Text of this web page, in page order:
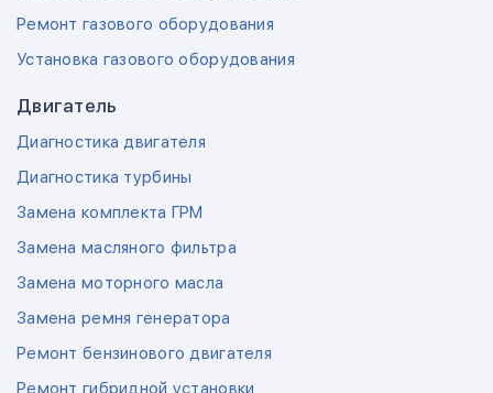
Ремонт газового оборудования
Установка газового оборудования
Двигатель
Диагностика двигателя
Диагностика турбины
Замена комплекта ГРМ
Замена масляного фильтра
Замена моторного масла
Замена ремня генератора
Ремонт бензинового двигателя
Ремонт гибридной установки